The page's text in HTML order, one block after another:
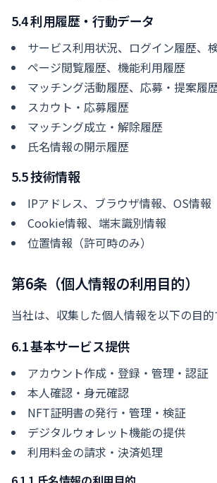
5.4 利用履歴・行動データ
サービス利用状況、ログイン履歴、
ページ閲覧履歴、機能利用履歴
マッチング活動履歴、応募・提案履
スカウト・応募履歴
マッチング成立・解除履歴
氏名情報の開示履歴
5.5 技術情報
IPアドレス、ブラウザ情報、OS情報
Cookie情報、端末識別情報
位置情報（許可時のみ）
第6条（個人情報の利用目的）
当社は、収集した個人情報を以下の目的
6.1 基本サービス提供
アカウント作成・登録・管理・認証
本人確認・身元確認
NFT証明書の発行・管理・検証
デジタルウォレット機能の提供
利用料金の請求・決済処理